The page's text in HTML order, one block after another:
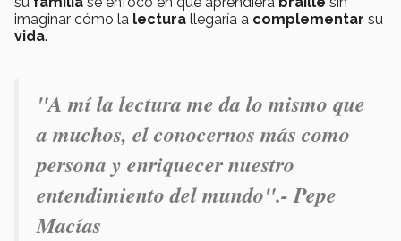
imaginar cómo la lectura llegaría a complementar su
vida.
"A mí la lectura me da lo mismo que
a muchos, el conocernos más como
persona y enriquecer nuestro
entendimiento del mundo".- Pepe
Macías